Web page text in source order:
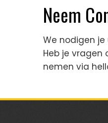
Neem
We nodigen
Heb je
nemen via